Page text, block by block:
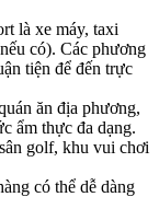
là xe máy, taxi
có). Các phương
tiện để đến trực
ăn địa phương,
ẩm thực đa dạng.
golf, khu vui chơi
có thể dễ dàng